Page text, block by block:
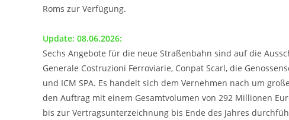
Roms zur Verfügung.
Update: 08.06.2026:
Sechs Angebote für die neue Straßenbahn sind auf die
Generale Costruzioni Ferroviarie, Conpat Scarl, die
und ICM SPA. Es handelt sich dem Vernehmen nach um
den Auftrag mit einem Gesamtvolumen von 292 Millionen
bis zur Vertragsunterzeichnung bis Ende des Jahres